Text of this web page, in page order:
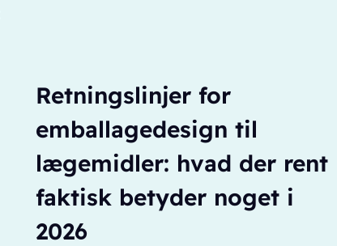
Retningslinjer for
emballagedesign til
lægemidler: hvad der rent
faktisk betyder noget i
2026